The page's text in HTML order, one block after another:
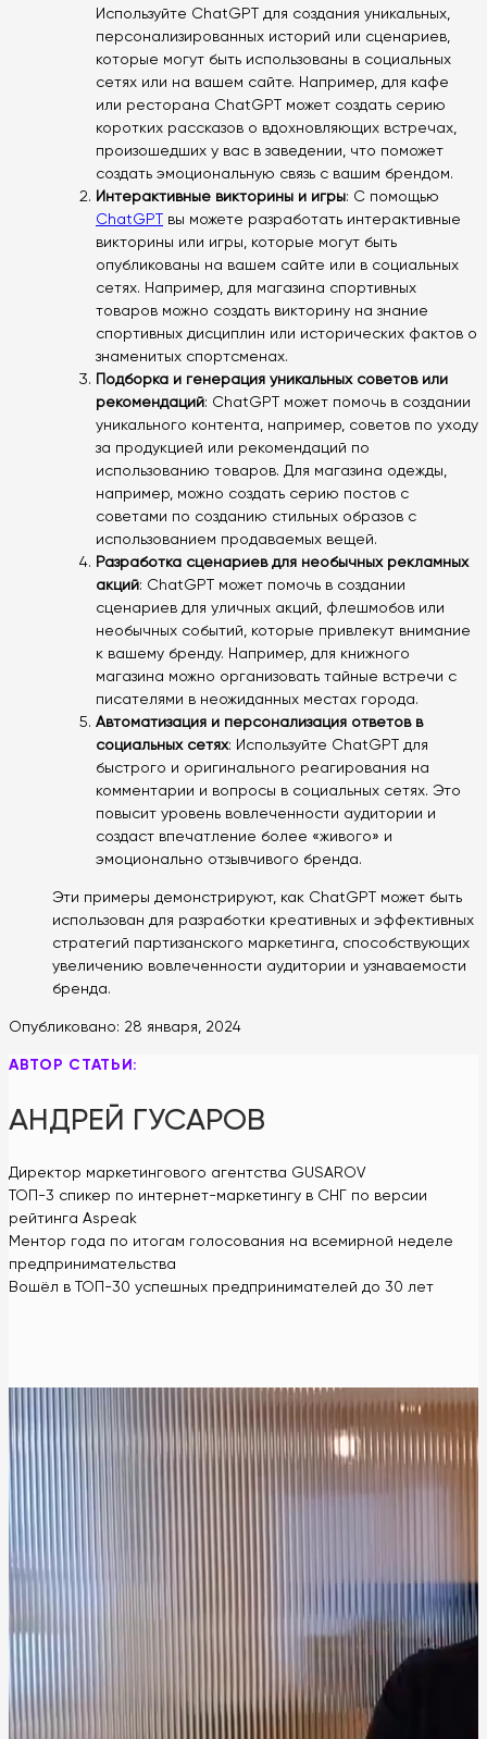
Используйте ChatGPT для создания уникальных,
персонализированных историй или сценариев,
которые могут быть использованы в социальных
сетях или на вашем сайте. Например, для кафе
или ресторана ChatGPT может создать серию
коротких рассказов о вдохновляющих встречах,
произошедших у вас в заведении, что поможет
создать эмоциональную связь с вашим брендом.
Интерактивные викторины и игры: С помощью
ChatGPT вы можете разработать интерактивные
викторины или игры, которые могут быть
опубликованы на вашем сайте или в социальных
сетях. Например, для магазина спортивных
товаров можно создать викторину на знание
спортивных дисциплин или исторических фактов о
знаменитых спортсменах.
Подборка и генерация уникальных советов или
рекомендаций: ChatGPT может помочь в создании
уникального контента, например, советов по уходу
за продукцией или рекомендаций по
использованию товаров. Для магазина одежды,
например, можно создать серию постов с
советами по созданию стильных образов с
использованием продаваемых вещей.
Разработка сценариев для необычных рекламных
акций: ChatGPT может помочь в создании
сценариев для уличных акций, флешмобов или
необычных событий, которые привлекут внимание
к вашему бренду. Например, для книжного
магазина можно организовать тайные встречи с
писателями в неожиданных местах города.
Автоматизация и персонализация ответов в
социальных сетях: Используйте ChatGPT для
быстрого и оригинального реагирования на
комментарии и вопросы в социальных сетях. Это
повысит уровень вовлеченности аудитории и
создаст впечатление более «живого» и
эмоционально отзывчивого бренда.
Эти примеры демонстрируют, как ChatGPT может быть
использован для разработки креативных и эффективных
стратегий партизанского маркетинга, способствующих
увеличению вовлеченности аудитории и узнаваемости
бренда.
Опубликовано: 28 января, 2024
АВТОР СТАТЬИ:
АНДРЕЙ ГУСАРОВ
Директор маркетингового агентства GUSAROV
ТОП-3 спикер по интернет-маркетингу в СНГ по версии
рейтинга Aspeak
Ментор года по итогам голосования на всемирной неделе
предпринимательства
Вошёл в ТОП-30 успешных предпринимателей до 30 лет